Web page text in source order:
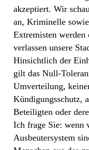
akzeptiert. Wir
an, Kriminelle
Extremisten werden
verlassen unsere
Hinsichtlich der
gilt das Null-
Umverteilung,
Kündigungsschutz,
Beteiligten oder
Ich frage Sie: wenn
Ausbeutersystem